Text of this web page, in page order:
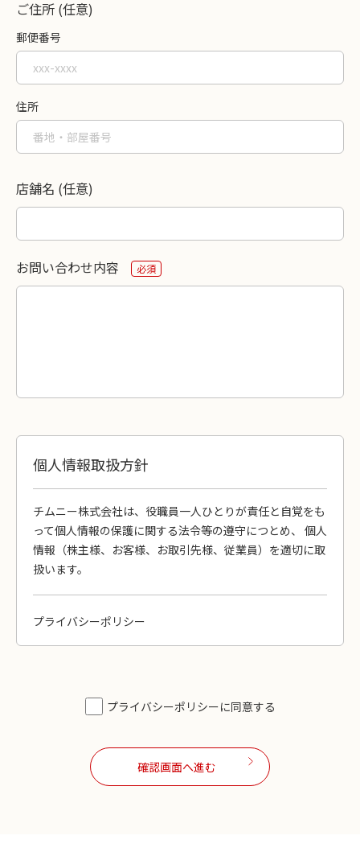
ご住所 (任意)
郵便番号
住所
店舗名 (任意)
お問い合わせ内容 必須
個人情報取扱方針
チムニー株式会社は、役職員一人ひとりが責任と自覚をも
って個人情報の保護に関する法令等の遵守につとめ、 個人
情報（株主様、お客様、お取引先様、従業員）を適切に取
扱います。
プライバシーポリシー
に、その方針を以下のとおり定めます。
1. 個人情報の安全管理
個人情報を適切に管理することにより、個人情報の漏洩、
紛失、破壊、改ざんおよび個人情報への不正アクセスを防
プライバシーポリシーに同意する
確認画面へ進む